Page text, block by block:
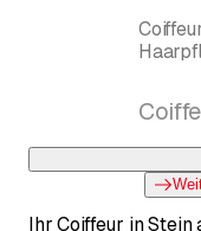
Ihr Coiffeur in Stein